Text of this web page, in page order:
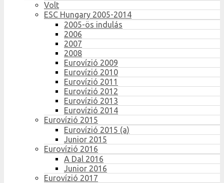
Volt
ESC Hungary 2005-2014
2005-ös indulás
2006
2007
2008
Eurovízió 2009
Eurovízió 2010
Eurovízió 2011
Eurovízió 2012
Eurovízió 2013
Eurovízió 2014
Eurovízió 2015
Eurovízió 2015 (a)
Junior 2015
Eurovízió 2016
A Dal 2016
Junior 2016
Eurovízió 2017